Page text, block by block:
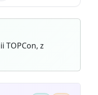
TOPCon, z